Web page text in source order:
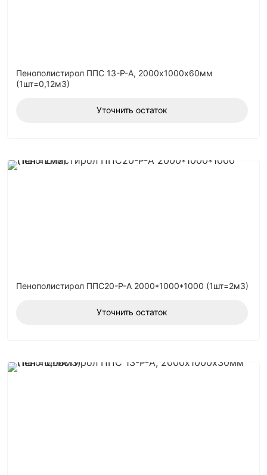
Пенополистирол ППС 13-Р-А, 2000х1000х60мм
(1шт=0,12м3)
Уточнить остаток
Пенополистирол ППС20-Р-А 2000*1000*1000 (1шт=2м3)
Уточнить остаток